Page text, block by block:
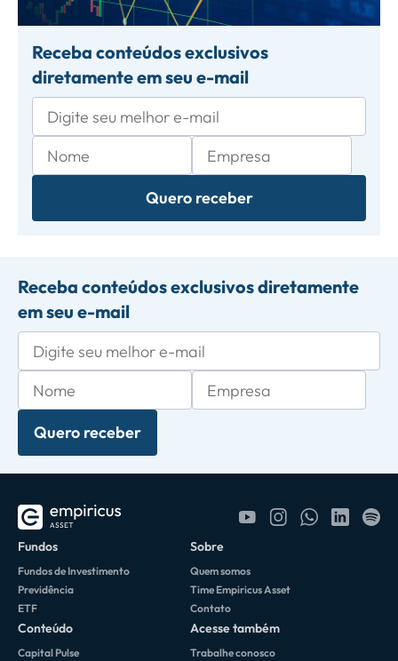
Receba conteúdos exclusivos
diretamente em seu e-mail
Quero receber
Receba conteúdos exclusivos diretamente
em seu e-mail
Quero receber
Fundos
Fundos de Investimento
Previdência
ETF
Sobre
Quem somos
Time Empiricus Asset
Contato
Conteúdo
Capital Pulse
Acesse também
Trabalhe conosco